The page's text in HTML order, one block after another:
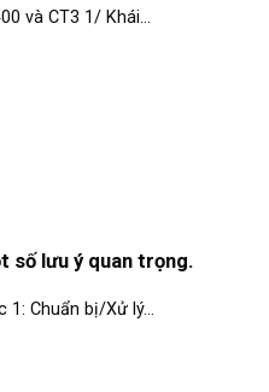
và CT3 1/ Khái...
số lưu ý quan trọng.
Chuẩn bị/Xử lý...